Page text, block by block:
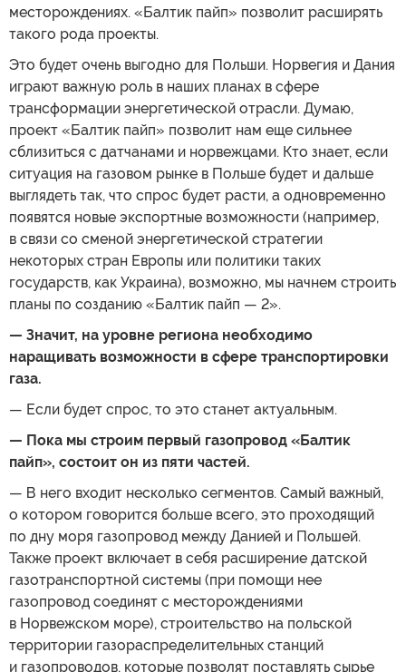
месторождениях. «Балтик пайп» позволит расширять
такого рода проекты.
Это будет очень выгодно для Польши. Норвегия и Дания
играют важную роль в наших планах в сфере
трансформации энергетической отрасли. Думаю,
проект «Балтик пайп» позволит нам еще сильнее
сблизиться с датчанами и норвежцами. Кто знает, если
ситуация на газовом рынке в Польше будет и дальше
выглядеть так, что спрос будет расти, а одновременно
появятся новые экспортные возможности (например,
в связи со сменой энергетической стратегии
некоторых стран Европы или политики таких
государств, как Украина), возможно, мы начнем строить
планы по созданию «Балтик пайп — 2».
— Значит, на уровне региона необходимо
наращивать возможности в сфере транспортировки
газа.
— Если будет спрос, то это станет актуальным.
— Пока мы строим первый газопровод «Балтик
пайп», состоит он из пяти частей.
— В него входит несколько сегментов. Самый важный,
о котором говорится больше всего, это проходящий
по дну моря газопровод между Данией и Польшей.
Также проект включает в себя расширение датской
газотранспортной системы (при помощи нее
газопровод соединят с месторождениями
в Норвежском море), строительство на польской
территории газораспределительных станций
и газопроводов, которые позволят поставлять сырье